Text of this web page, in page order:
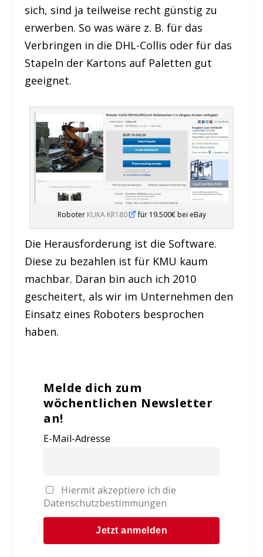
sich, sind ja teilweise recht günstig zu
erwerben. So was wäre z. B. für das
Verbringen in die DHL-Collis oder für das
Stapeln der Kartons auf Paletten gut
geeignet.
Roboter KUKA KR180 für 19.500€ bei eBay
Die Herausforderung ist die Software.
Diese zu bezahlen ist für KMU kaum
machbar. Daran bin auch ich 2010
gescheitert, als wir im Unternehmen den
Einsatz eines Roboters besprochen
haben.
Melde dich zum
wöchentlichen Newsletter
an!
E-Mail-Adresse
Hiermit akzeptiere ich die
Datenschutzbestimmungen